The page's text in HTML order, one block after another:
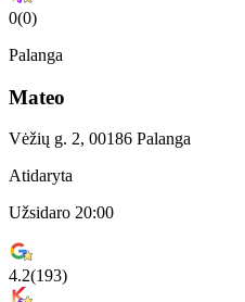
0(0)
Palanga
Mateo
Vėžių g. 2, 00186 Palanga
Atidaryta
Užsidaro 20:00
4.2(193)